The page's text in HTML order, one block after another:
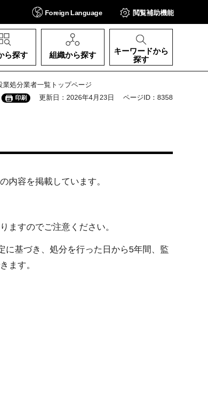
Foreign Language 閲覧補助機能
ら探す 組織から探す
キーワードから
探す
業処分業者一覧トップページ
印刷 更新日：2026年4月23日 ページID：8358
内容を掲載しています。
ますのでご注意ください。
に基づき、処分を行った日から5年間、監
ます。